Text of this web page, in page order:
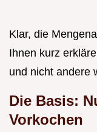
Klar, die
Ihnen kurz
und nicht andere
Die Basis:
Vorkochen